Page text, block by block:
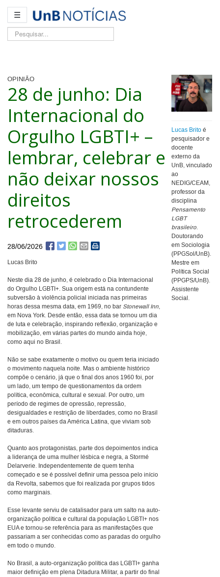
☰
Pesquisar...
OPINIÃO
Lucas Brito é
pesquisador e
docente
externo da
UnB, vinculado
ao
NEDIG/CEAM,
professor da
disciplina
Pensamento
LGBT
brasileiro.
Doutorando
em Sociologia
(PPGSol/UnB).
Mestre em
Política Social
(PPGPS/UnB).
Assistente
Social.
28 de junho: Dia
Internacional do
Orgulho LGBTI+ –
lembrar, celebrar e
não deixar nossos
direitos
retrocederem
28/06/2026
Lucas Brito
Neste dia 28 de junho, é celebrado o Dia Internacional
do Orgulho LGBTI+. Sua origem está na contundente
subversão à violência policial iniciada nas primeiras
horas dessa mesma data, em 1969, no bar Stonewall Inn,
em Nova York. Desde então, essa data se tornou um dia
de luta e celebração, inspirando reflexão, organização e
mobilização, em várias partes do mundo ainda hoje,
como aqui no Brasil.
Não se sabe exatamente o motivo ou quem teria iniciado
o movimento naquela noite. Mas o ambiente histórico
compõe o cenário, já que o final dos anos 1960 foi, por
um lado, um tempo de questionamentos da ordem
política, econômica, cultural e sexual. Por outro, um
período de regimes de opressão, repressão,
desigualdades e restrição de liberdades, como no Brasil
e em outros países da América Latina, que viviam sob
ditaduras.
Quanto aos protagonistas, parte dos depoimentos indica
a liderança de uma mulher lésbica e negra, a Stormé
Delarverie. Independentemente de quem tenha
começado e se é possível definir uma pessoa pelo início
da Revolta, sabemos que foi realizada por grupos tidos
como marginais.
Esse levante serviu de catalisador para um salto na auto-
organização política e cultural da população LGBTI+ nos
EUA e tornou-se referência para as manifestações que
passariam a ser conhecidas como as paradas do orgulho
em todo o mundo.
No Brasil, a auto-organização política das LGBTI+ ganha
maior definição em plena Ditadura Militar, a partir do final